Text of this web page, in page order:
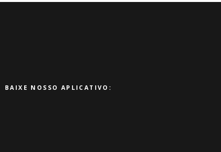
BAIXE NOSSO APLICATIVO: